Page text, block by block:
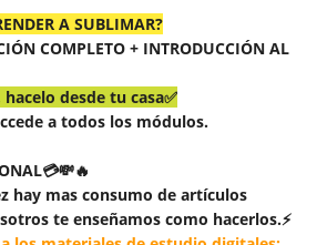
A SUBLIMAR?
COMPLETO + INTRODUCCIÓN AL
desde tu casa✅
a todos los módulos.
hay mas consumo de artículos
te enseñamos como hacerlos.⚡